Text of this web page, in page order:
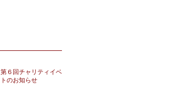
第６回チャリティイベン
トのお知らせ